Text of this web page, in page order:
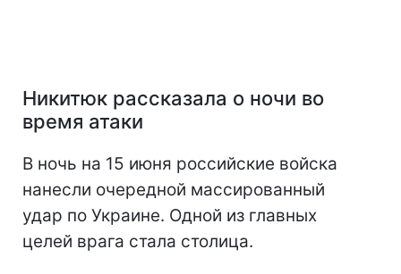
Никитюк рассказала о ночи во
время атаки
В ночь на 15 июня российские войска
нанесли очередной массированный
удар по Украине. Одной из главных
целей врага стала столица.